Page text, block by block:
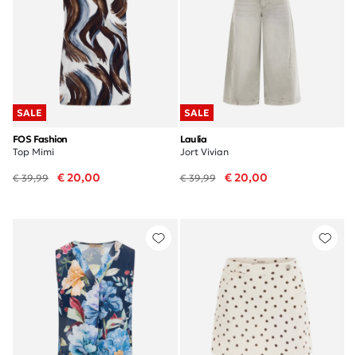
SALE
FOS Fashion
Top Mimi
€ 39,99 € 20,00
SALE
Laulia
Jort Vivian
€ 39,99 € 20,00